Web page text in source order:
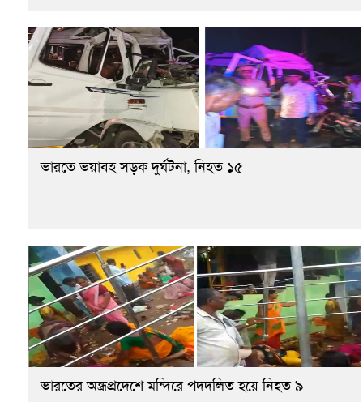
ভারতে ভয়াবহ সড়ক দুর্ঘটনা, নিহত ১৫
ভারতের অন্ধ্রপ্রদেশে মন্দিরে পদদলিত হয়ে নিহত ৯